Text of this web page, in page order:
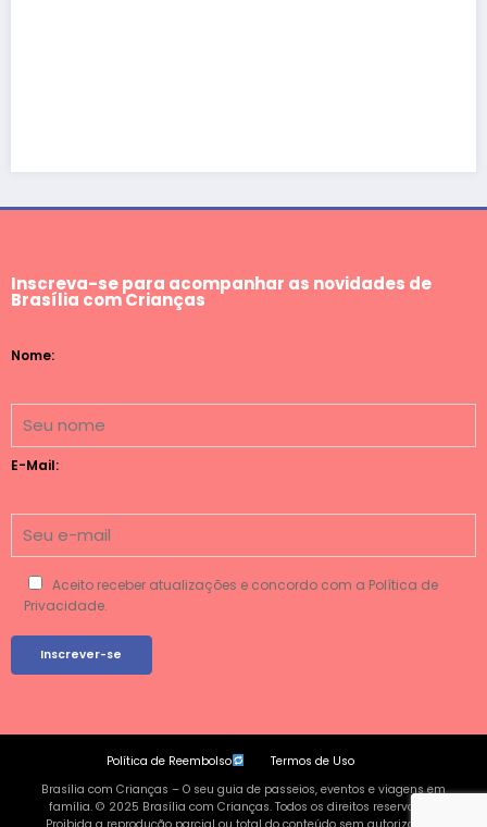
Inscreva-se para acompanhar as novidades de
Brasília com Crianças
Nome:
E-Mail:
Aceito receber atualizações e concordo com a Política de
Privacidade.
Política de Reembolso
Termos de Uso
Brasília com Crianças – O seu guia de passeios, eventos e viagens em
família. © 2025 Brasília com Crianças. Todos os direitos reservados.